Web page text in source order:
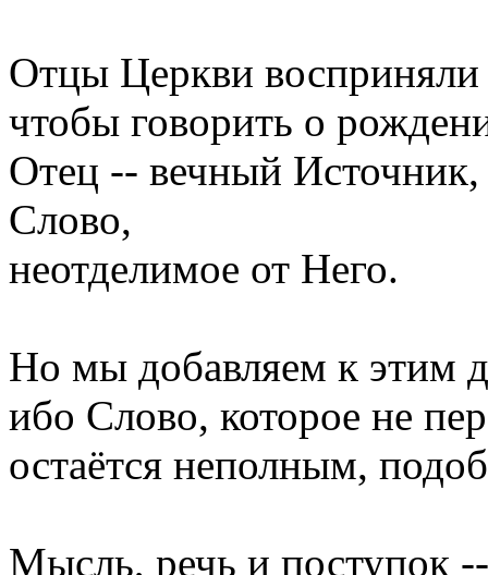
Отцы Церкви восприняли
чтобы говорить о
Отец -- вечный
Слово,
неотделимое от Него.
Но мы добавляем к этим
ибо Слово, которое не
остаётся неполным,
Мысль, речь и поступок